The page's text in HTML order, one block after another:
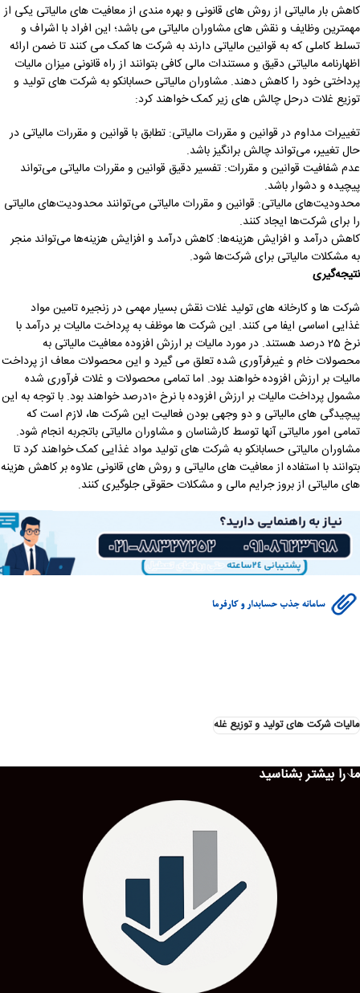
کاهش بار مالیاتی از روش های قانونی و بهره مندی از معافیت های مالیاتی یکی از
مهمترین وظایف و نقش های مشاوران مالیاتی می باشد؛ این افراد با اشراف و
تسلط کاملی که به قوانین مالیاتی دارند به شرکت ها کمک می کنند تا ضمن ارائه
اظهارنامه مالیاتی دقیق و مستندات مالی کافی بتوانند از راه قانونی میزان مالیات
پرداختی خود را کاهش دهند. مشاوران مالیاتی حسابانکو به شرکت های تولید و
توزیع غلات درحل چالش های زیر کمک خواهند کرد:
تغییرات مداوم در قوانین و مقررات مالیاتی: تطابق با قوانین و مقررات مالیاتی در
حال تغییر، می‌تواند چالش برانگیز باشد.
عدم شفافیت قوانین و مقررات: تفسیر دقیق قوانین و مقررات مالیاتی می‌تواند
پیچیده و دشوار باشد.
محدودیت‌های مالیاتی: قوانین و مقررات مالیاتی می‌توانند محدودیت‌های مالیاتی
را برای شرکت‌ها ایجاد کنند.
کاهش درآمد و افزایش هزینه‌ها: کاهش درآمد و افزایش هزینه‌ها می‌تواند منجر
به مشکلات مالیاتی برای شرکت‌ها شود.
نتیجه‌گیری
شرکت ها و کارخانه های تولید غلات نقش بسیار مهمی در زنجیره تامین مواد
غذایی اساسی ایفا می کنند. این شرکت ها موظف به پرداخت مالیات بر درآمد با
نرخ 25 درصد هستند. در مورد مالیات بر ارزش افزوده معافیت مالیاتی به
محصولات خام و غیرفرآوری شده تعلق می گیرد و این محصولات معاف از پرداخت
مالیات بر ارزش افزوده خواهند بود. اما تمامی محصولات و غلات فرآوری شده
مشمول پرداخت مالیات بر ارزش افزوده با نرخ 10درصد خواهند بود. با توجه به این
پیچیدگی های مالیاتی و دو وجهی بودن فعالیت این شرکت ها، لازم است که
تمامی امور مالیاتی آنها توسط کارشناسان و مشاوران مالیاتی باتجربه انجام شود.
مشاوران مالیاتی حسابانکو به شرکت های تولید مواد غذایی کمک خواهند کرد تا
بتوانند با استفاده از معافیت های مالیاتی و روش های قانونی علاوه بر کاهش هزینه
های مالیاتی از بروز جرایم مالی و مشکلات حقوقی جلوگیری کنند.
مالیات شرکت های تولید و توزیع غله
ما را بیشتر بشناسید